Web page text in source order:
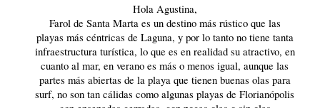
Hola Agustina,
Farol de Santa Marta es un destino más rústico que las
playas más céntricas de Laguna, y por lo tanto no tiene tanta
infraestructura turística, lo que es en realidad su atractivo, en
cuanto al mar, en verano es más o menos igual, aunque las
partes más abiertas de la playa que tienen buenas olas para
surf, no son tan cálidas como algunas playas de Florianópolis